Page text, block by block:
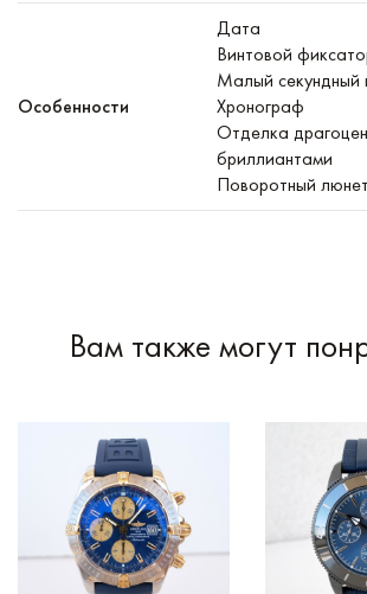
Особенности
Дата
Винтовой
Малый секундный
Хронограф
Отделка
бриллиантами
Поворотный
Вам также могут